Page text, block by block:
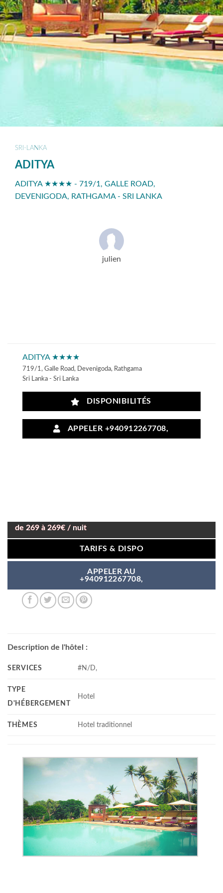
SRI-LANKA
ADITYA
ADITYA ★★★★ - 719/1, GALLE ROAD,
DEVENIGODA, RATHGAMA - SRI LANKA
julien
ADITYA ★★★★
719/1, Galle Road, Devenigoda, Rathgama
Sri Lanka - Sri Lanka
DISPONIBILITÉS
APPELER +940912267708,
de 269 à 269€ / nuit
TARIFS & DISPO
APPELER AU
+940912267708,
Description de l'hôtel :
SERVICES #N/D,
TYPE
D'HÉBERGEMENT
Hotel
THÈMES Hotel traditionnel